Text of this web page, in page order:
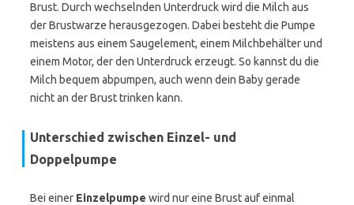
Brust. Durch wechselnden Unterdruck wird die Milch aus
der Brustwarze herausgezogen. Dabei besteht die Pumpe
meistens aus einem Saugelement, einem Milchbehälter und
einem Motor, der den Unterdruck erzeugt. So kannst du die
Milch bequem abpumpen, auch wenn dein Baby gerade
nicht an der Brust trinken kann.
Unterschied zwischen Einzel- und
Doppelpumpe
Bei einer Einzelpumpe wird nur eine Brust auf einmal